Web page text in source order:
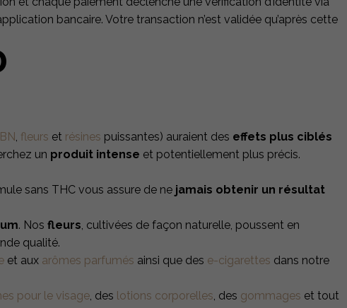
bancaire. Votre transaction n’est validée qu’après cette
fleurs et résines puissantes) auraient des effets plus ciblés
un produit intense et potentiellement plus précis.
sans THC vous assure de ne jamais obtenir un résultat
. Nos fleurs cultivées de façon naturelle, poussent en
qualité.
et aux arômes parfumés ainsi que des e-cigarettes dans notre
pour le visage , des lotions corporelles , des gommages et tout